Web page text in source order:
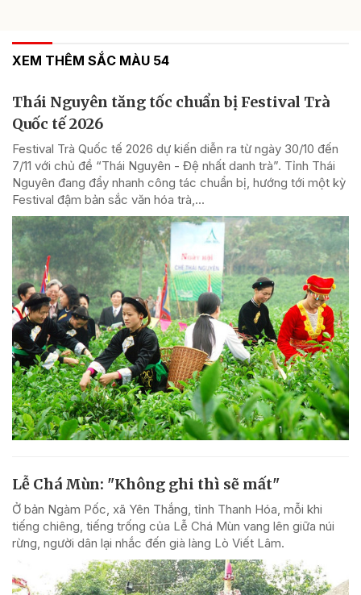
XEM THÊM SẮC MÀU 54
Thái Nguyên tăng tốc chuẩn bị Festival Trà
Quốc tế 2026
Festival Trà Quốc tế 2026 dự kiến diễn ra từ ngày 30/10 đến
7/11 với chủ đề “Thái Nguyên - Đệ nhất danh trà”. Tỉnh Thái
Nguyên đang đẩy nhanh công tác chuẩn bị, hướng tới một kỳ
Festival đậm bản sắc văn hóa trà,...
Lễ Chá Mùn: "Không ghi thì sẽ mất"
Ở bản Ngàm Pốc, xã Yên Thắng, tỉnh Thanh Hóa, mỗi khi
tiếng chiêng, tiếng trống của Lễ Chá Mùn vang lên giữa núi
rừng, người dân lại nhắc đến già làng Lò Viết Lâm.